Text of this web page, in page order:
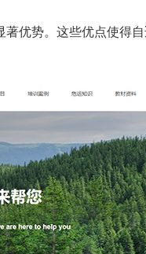
优势。这些优点使得